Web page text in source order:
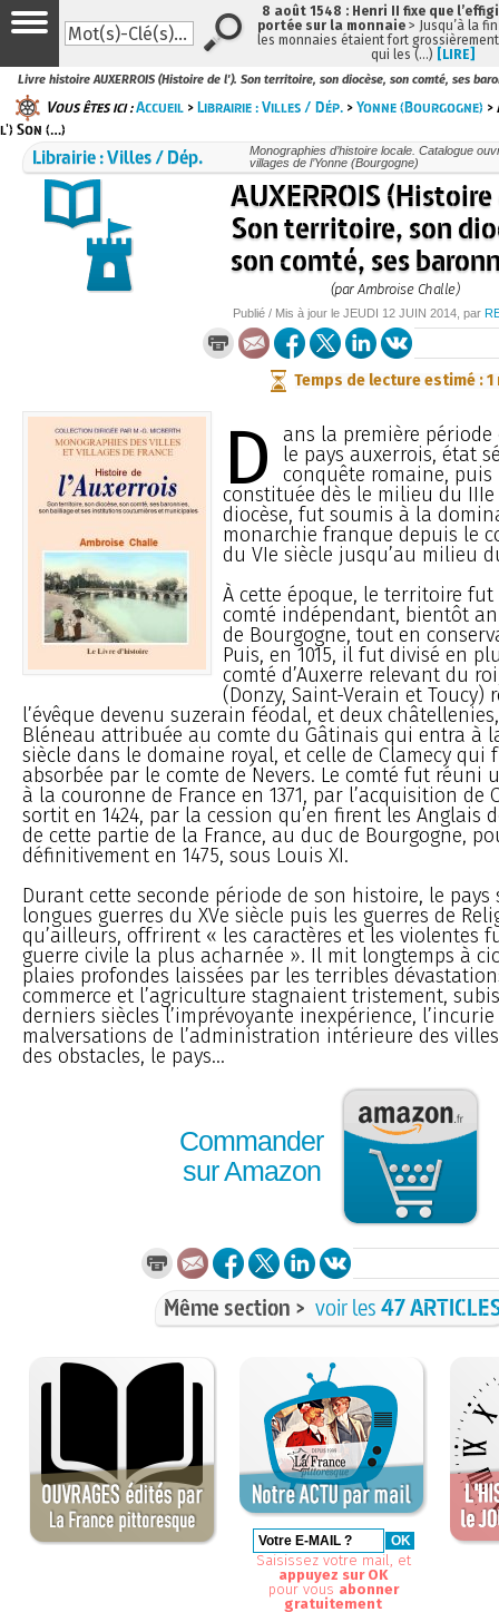
Livre histoire AUXERROIS (Histoire de l'). Son territoire, son diocèse, son comté, ses
Vous êtes ici :Accueil >Librairie : Villes / Dép. >Yonne (Bourgogne) >
l') Son (…)
Librairie : Villes / Dép.
Monographies d’histoire locale. Catalogue
villages de l’Yonne (Bourgogne)
AUXERROIS (Histoire
Son territoire, son
son comté, ses
(par Ambroise Challe)
Publié / Mis à jour le JEUDI 12 JUIN 2014 , par
Temps de lecture estimé : 1
D
ans la première
le pays auxerrois, état
conquête romaine,
constituée dès le milieu du
diocèse, fut soumis à la
monarchie franque depuis le
du VIe siècle jusqu’au milieu
À cette époque, le territoire
comté indépendant, bientôt
de Bourgogne, tout en
Puis, en 1015, il fut divisé en
comté d’Auxerre relevant du
(Donzy, Saint-Verain et Toucy)
l’évêque devenu suzerain féodal, et deux
Bléneau attribuée au comte du Gâtinais qui entra à
siècle dans le domaine royal, et celle de Clamecy qui
absorbée par le comte de Nevers. Le comté fut réuni
à la couronne de France en 1371, par l’acquisition de
sortit en 1424, par la cession qu’en firent les Anglais
de cette partie de la France, au duc de Bourgogne,
définitivement en 1475, sous Louis XI.
Durant cette seconde période de son histoire, le pays
longues guerres du XVe siècle puis les guerres de
qu’ailleurs, offrirent « les caractères et les violentes
guerre civile la plus acharnée ». Il mit longtemps à
plaies profondes laissées par les terribles
commerce et l’agriculture stagnaient tristement,
derniers siècles l’imprévoyante inexpérience,
malversations de l’administration intérieure des
des obstacles, le pays...
Commander
sur Amazon
Même section > voir les47
Saisissez votre mail, et
appuyez sur OK
pour vous abonner
gratuitement
8 août 1548 : Henri II fixe que
portée sur la monnaie > Jusqu’à la
les monnaies étaient fort
qui les (…) [LIRE]